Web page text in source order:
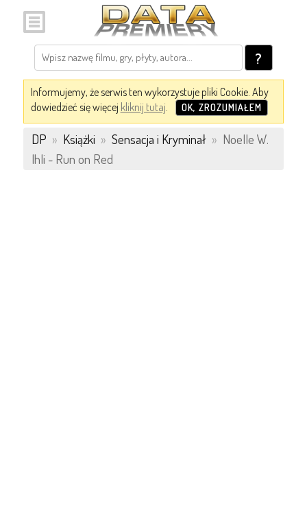
?
Informujemy, że serwis ten wykorzystuje pliki Cookie. Aby
dowiedzieć się więcej kliknij tutaj. OK, ZROZUMIAŁEM
DP » Książki » Sensacja i Kryminał » Noelle W.
Ihli - Run on Red